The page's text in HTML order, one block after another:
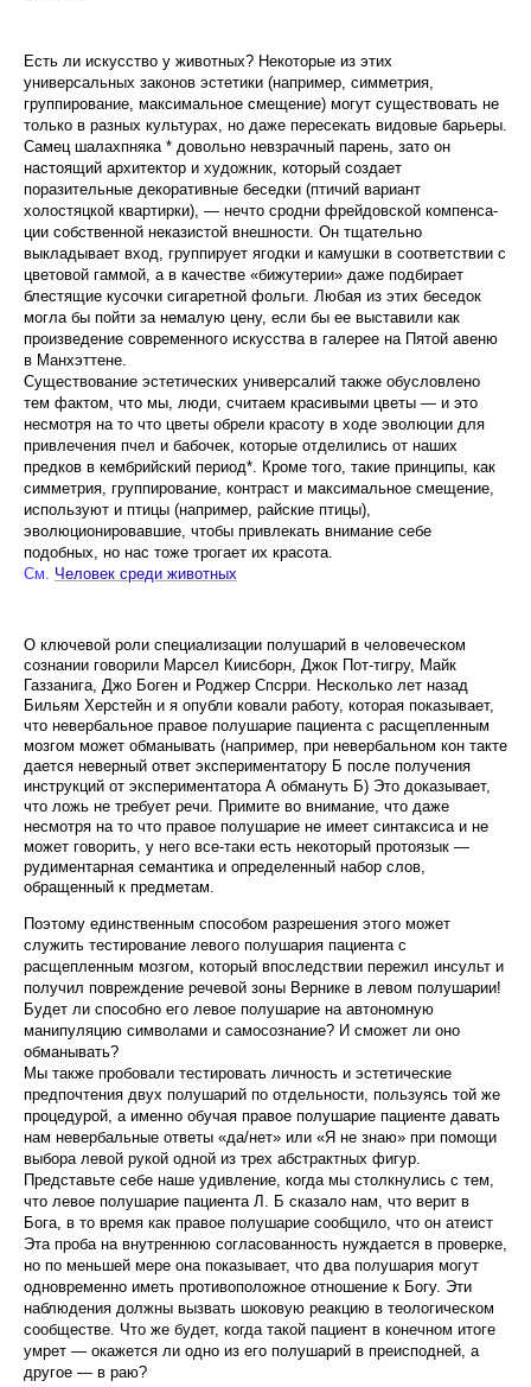
Есть ли искусство у животных? Некоторые из этих
универсальных законов эстетики (например, симмет­рия,
группирование, максимальное смещение) могут существовать не
только в разных культурах, но даже пересекать видовые барьеры.
Самец шалахпняка * до­вольно невзрачный парень, зато он
настоящий архи­тектор и художник, который создает
поразительные декоративные беседки (птичий вариант
холостяцкой квартирки), — нечто сродни фрейдовской компенса­
ции собственной неказистой внешности. Он тщатель­но
выкладывает вход, группирует ягодки и камушки в соответствии с
цветовой гаммой, а в качестве «бижу­терии» даже подбирает
блестящие кусочки сигаретной фольги. Любая из этих беседок
могла бы пойти за немалую цену, если бы ее выставили как
произведе­ние современного искусства в галерее на Пятой авеню
в Манхэттене.
Существование эстетических универсалий также обусловлено
тем фактом, что мы, люди, считаем краси­выми цветы — и это
несмотря на то что цветы обрели красоту в ходе эволюции для
привлечения пчел и бабо­чек, которые отделились от наших
предков в кембрий­ский период*. Кроме того, такие принципы, как
симмет­рия, группирование, контраст и максимальное смеще­ние,
используют и птицы (например, райские птицы),
эволюционировавшие, чтобы привлекать внимание себе
подобных, но нас тоже трогает их красота.
См. Человек среди животных
О ключевой роли специализации полушарий в человече­ском
сознании говорили Марсел Киисборн, Джок Пот-тигру, Майк
Газзанига, Джо Боген и Роджер Спсрри. Несколько лет назад
Бильям Херстейн и я опубли ковали работу, которая показывает,
что невербальное правое полушарие пациента с расщепленным
мозгом может обманывать (например, при невербальном кон такте
дается неверный ответ экспериментатору Б после получения
инструкций от экспериментатора А об­мануть Б) Это доказывает,
что ложь не требует речи. Примите во внимание, что даже
несмотря на то что правое полушарие не имеет синтаксиса и не
может говорить, у него все-таки есть некоторый протоязык —
рудиментарная семантика и определенный набор слов,
обращенный к предметам.
Поэтому единственным способом разрешения это­го может
служить тестирование левого полушария па­циента с
расщепленным мозгом, который впоследствии пережил инсульт и
получил повреждение речевой зоны Вернике в левом полушарии!
Будет ли способно его левое полушарие на автономную
манипуляцию символа­ми и самосознание? И сможет ли оно
обманывать?
Мы также пробовали тестировать личность и эстети­ческие
предпочтения двух полушарий по отдельности, пользуясь той же
процедурой, а именно обучая правое полушарие пациенте давать
нам невербальные ответы «да/нет» или «Я не знаю» при помощи
выбора левой рукой одной из трех абстрактных фигур.
Представьте себе наше удивление, когда мы столкнулись с тем,
что левое полушарие пациента Л. Б сказало нам, что верит в
Бога, в то время как правое полушарие сообщило, что он атеист
Эта проба на внутреннюю согласован­ность нуждается в проверке,
но по меньшей мере она показывает, что два полушария могут
одновременно иметь противоположное отношение к Богу. Эти
наблю­дения должны вызвать шоковую реакцию в теологи­ческом
сообществе. Что же будет, когда такой пациент в конечном итоге
умрет — окажется ли одно из его полушарий в преисподней, а
другое — в раю?